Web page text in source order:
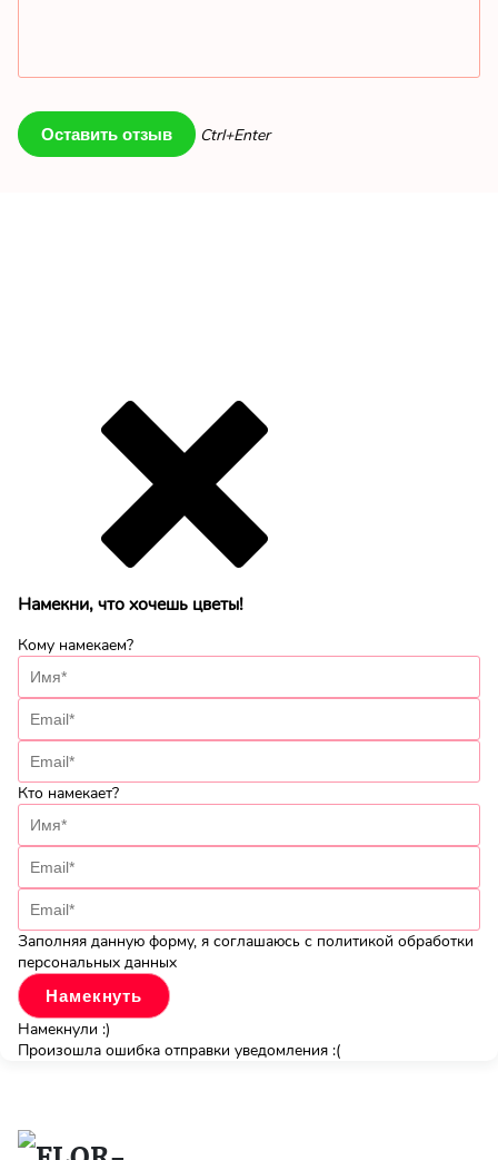
Ctrl+Enter
Намекни, что хочешь цветы!
Кому намекаем?
Кто намекает?
Заполняя данную форму, я соглашаюсь с политикой обработки
персональных данных
Намекнули :)
Произошла ошибка отправки уведомления :(